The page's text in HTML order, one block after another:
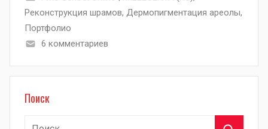
Pеконструкция шрамов, Дермопигментация ареолы,
Портфолио
6 комментариев
Поиск
Найти: